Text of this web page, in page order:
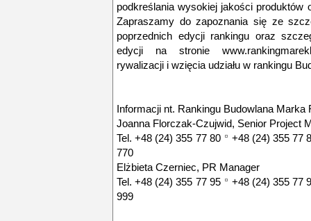
podkreślania wysokiej jakości produktów
Zapraszamy do zapoznania się ze
poprzednich edycji rankingu oraz
edycji na stronie
rywalizacji i wzięcia udziału w rankingu
Informacji nt. Rankingu Budowlana Marka
Joanna Florczak-Czujwid, Senior Project
Tel.+48 (24) 355 77 80
+48 (24) 355 77
770
Elżbieta Czerniec, PR Manager
Tel.+48 (24) 355 77 95
+48 (24) 355 77
999